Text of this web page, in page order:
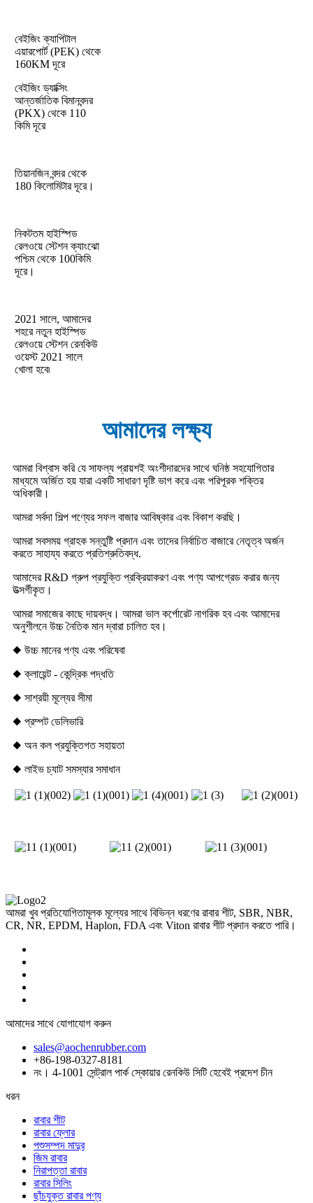
বেইজিং ক্যাপিটাল
এয়ারপোর্ট (PEK) থেকে
160KM দূরে
বেইজিং ড্যাক্সিং
আন্তর্জাতিক বিমানবন্দর
(PKX) থেকে 110
কিমি দূরে
তিয়ানজিন বন্দর থেকে
180 কিলোমিটার দূরে।
নিকটতম হাইস্পিড
রেলওয়ে স্টেশন ক্যাংঝো
পশ্চিম থেকে 100কিমি
দূরে।
2021 সালে, আমাদের
শহরে নতুন হাইস্পিড
রেলওয়ে স্টেশন রেনকিউ
ওয়েস্ট 2021 সালে
খোলা হবে৷
আমাদের লক্ষ্য
আমরা বিশ্বাস করি যে সাফল্য প্রায়শই অংশীদারদের সাথে ঘনিষ্ঠ সহযোগিতার
মাধ্যমে অর্জিত হয় যারা একটি সাধারণ দৃষ্টি ভাগ করে এবং পরিপূরক শক্তির
অধিকারী।
আমরা সর্বদা শিল্প পণ্যের সফল বাজার আবিষ্কার এবং বিকাশ করছি।
আমরা সবসময় গ্রাহক সন্তুষ্টি প্রদান এবং তাদের নির্বাচিত বাজারে নেতৃত্ব অর্জন
করতে সাহায্য করতে প্রতিশ্রুতিবদ্ধ.
আমাদের R&D গ্রুপ প্রযুক্তি প্রক্রিয়াকরণ এবং পণ্য আপগ্রেড করার জন্য
উত্সর্গীকৃত।
আমরা সমাজের কাছে দায়বদ্ধ। আমরা ভাল কর্পোরেট নাগরিক হব এবং আমাদের
অনুশীলনে উচ্চ নৈতিক মান দ্বারা চালিত হব।
◆ উচ্চ মানের পণ্য এবং পরিষেবা
◆ ক্লায়েন্ট - কেন্দ্রিক পদ্ধতি
◆ সাশ্রয়ী মূল্যের সীমা
◆ প্রম্পট ডেলিভারি
◆ অন কল প্রযুক্তিগত সহায়তা
◆ লাইভ চ্যাট সমস্যার সমাধান
আমরা খুব প্রতিযোগিতামূলক মূল্যের সাথে বিভিন্ন ধরণের রাবার শীট, SBR, NBR,
CR, NR, EPDM, Haplon, FDA এবং Viton রাবার শীট প্রদান করতে পারি।
আমাদের সাথে যোগাযোগ করুন
sales@aochenrubber.com
+86-198-0327-8181
নং। 4-1001 সেন্ট্রাল পার্ক স্কোয়ার রেনকিউ সিটি হেবেই প্রদেশ চীন
ধরন
রাবার শীট
রাবার ফ্লোর
পশুসম্পদ মাদুর
জিম রাবার
নিরাপত্তা রাবার
রাবার সিলিং
ছাঁচযুক্ত রাবার পণ্য